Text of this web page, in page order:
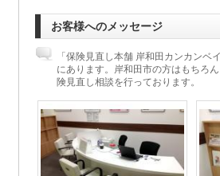
お客様へのメッセージ
「保険見直し本舗 岸和田カンカン
にあります。岸和田市の方はもちろ
険見直し相談を行っております。